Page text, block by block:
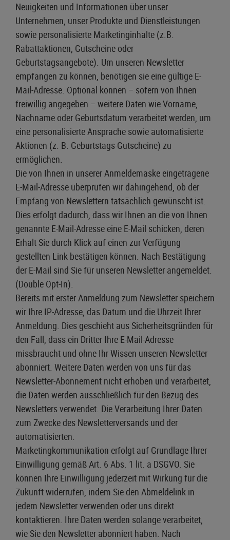
Neuigkeiten und Informationen über unser
Unternehmen, unser Produkte und Dienstleistungen
sowie personalisierte Marketinginhalte (z.B.
Rabattaktionen, Gutscheine oder
Geburtstagsangebote). Um unseren Newsletter
empfangen zu können, benötigen sie eine gültige E-
Mail-Adresse. Optional können – sofern von Ihnen
freiwillig angegeben – weitere Daten wie Vorname,
Nachname oder Geburtsdatum verarbeitet werden, um
eine personalisierte Ansprache sowie automatisierte
Aktionen (z. B. Geburtstags-Gutscheine) zu
ermöglichen.
Die von Ihnen in unserer Anmeldemaske eingetragene
E-Mail-Adresse überprüfen wir dahingehend, ob der
Empfang von Newslettern tatsächlich gewünscht ist.
Dies erfolgt dadurch, dass wir Ihnen an die von Ihnen
genannte E-Mail-Adresse eine E-Mail schicken, deren
Erhalt Sie durch Klick auf einen zur Verfügung
gestellten Link bestätigen können. Nach Bestätigung
der E-Mail sind Sie für unseren Newsletter angemeldet.
(Double Opt-In).
Bereits mit erster Anmeldung zum Newsletter speichern
wir Ihre IP-Adresse, das Datum und die Uhrzeit Ihrer
Anmeldung. Dies geschieht aus Sicherheitsgründen für
den Fall, dass ein Dritter Ihre E-Mail-Adresse
missbraucht und ohne Ihr Wissen unseren Newsletter
abonniert. Weitere Daten werden von uns für das
Newsletter-Abonnement nicht erhoben und verarbeitet,
die Daten werden ausschließlich für den Bezug des
Newsletters verwendet. Die Verarbeitung Ihrer Daten
zum Zwecke des Newsletterversands und der
automatisierten.
Marketingkommunikation erfolgt auf Grundlage Ihrer
Einwilligung gemäß Art. 6 Abs. 1 lit. a DSGVO. Sie
können Ihre Einwilligung jederzeit mit Wirkung für die
Zukunft widerrufen, indem Sie den Abmeldelink in
jedem Newsletter verwenden oder uns direkt
kontaktieren. Ihre Daten werden solange verarbeitet,
wie Sie den Newsletter abonniert haben. Nach